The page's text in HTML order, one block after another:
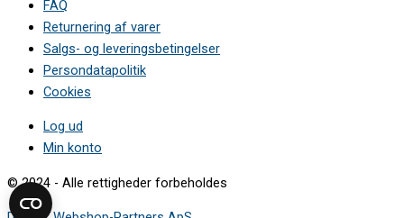
FAQ
Returnering af varer
Salgs- og leveringsbetingelser
Persondatapolitik
Cookies
Log ud
Min konto
© 2024 - Alle rettigheder forbeholdes